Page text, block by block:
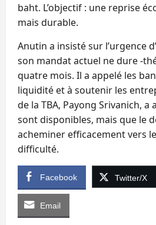
baht. L’objectif : une reprise
mais durable.
Anutin a insisté sur l’urgence
son mandat actuel ne dure -
quatre mois. Il a appelé les
liquidité et à soutenir les
de la TBA, Payong Srivanich, a
sont disponibles, mais que le
acheminer efficacement vers
difficulté.
Facebook Twitter/X
Email